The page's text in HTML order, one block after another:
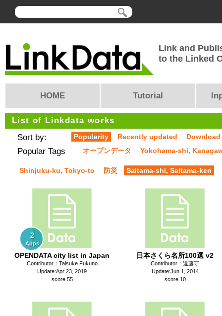
Link and
to the Linked
HOME Tutorial
List of Linkdata works
Sort by:
Popularity Recently updated
Popular Tags オープンデータ Yokohama-shi,
Shinjuku-ku, Tokyo-to 防災 Saitama-shi, Saitama-ken
2
Apps
OPENDATA city list in Japan
Contributor：Taisuke Fukuno
Update:Apr 23, 2019
score 55
日本さくら名所100選 v2
Contributor：遠藤守
Update:Jun 1, 2014
score 10